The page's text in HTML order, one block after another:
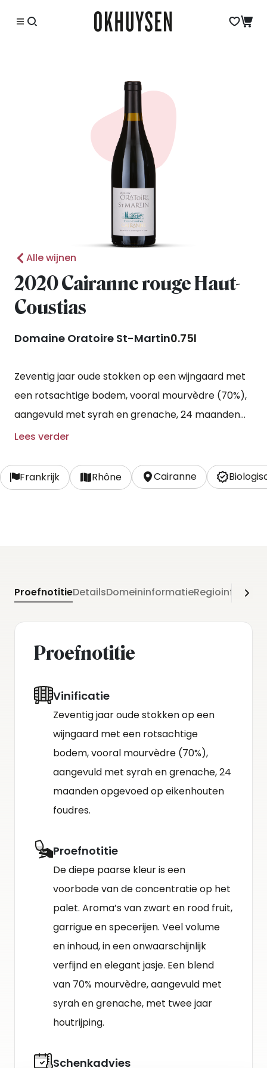
Alle wijnen
2020 Cairanne rouge Haut-
Coustias
Domaine Oratoire St-Martin0.75l
Zeventig jaar oude stokken op een wijngaard met
een rotsachtige bodem, vooral mourvèdre (70%),
aangevuld met syrah en grenache, 24 maanden
opgevoed op eikenhouten foudres.
Lees verder
Frankrijk Rhône Cairanne
ProefnotitieDetailsDomeininformatie
Proefnotitie
Vinificatie
Zeventig jaar oude stokken op een
wijngaard met een rotsachtige
bodem, vooral mourvèdre (70%),
aangevuld met syrah en grenache, 24
maanden opgevoed op eikenhouten
foudres.
Proefnotitie
De diepe paarse kleur is een
voorbode van de concentratie op het
palet. Aroma’s van zwart en rood fruit,
garrigue en specerijen. Veel volume
en inhoud, in een onwaarschijnlijk
verfijnd en elegant jasje. Een blend
van 70% mourvèdre, aangevuld met
syrah en grenache, met twee jaar
houtrijping.
Schenkadvies